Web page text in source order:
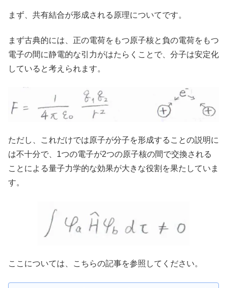
まず、共有結合が形成される原理についてです。
まず古典的には、正の電荷をもつ原子核と負の電荷をもつ
電子の間に静電的な引力がはたらくことで、分子は安定化
していると考えられます。
ただし、これだけでは原子が分子を形成することの説明に
は不十分で、1つの電子が2つの原子核の間で交換される
ことによる量子力学的な効果が大きな役割を果たしていま
す。
ここについては、こちらの記事を参照してください。